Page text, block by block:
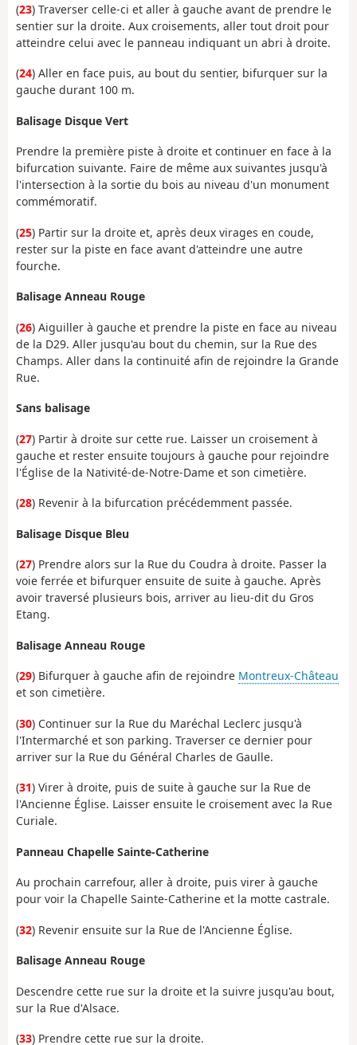
(23) Traverser celle-ci et aller à gauche avant de prendre le
sentier sur la droite. Aux croisements, aller tout droit pour
atteindre celui avec le panneau indiquant un abri à droite.
(24) Aller en face puis, au bout du sentier, bifurquer sur la
gauche durant 100 m.
Balisage Disque Vert
Prendre la première piste à droite et continuer en face à la
bifurcation suivante. Faire de même aux suivantes jusqu'à
l'intersection à la sortie du bois au niveau d'un monument
commémoratif.
(25) Partir sur la droite et, après deux virages en coude,
rester sur la piste en face avant d'atteindre une autre
fourche.
Balisage Anneau Rouge
(26) Aiguiller à gauche et prendre la piste en face au niveau
de la D29. Aller jusqu'au bout du chemin, sur la Rue des
Champs. Aller dans la continuité afin de rejoindre la Grande
Rue.
Sans balisage
(27) Partir à droite sur cette rue. Laisser un croisement à
gauche et rester ensuite toujours à gauche pour rejoindre
l'Église de la Nativité-de-Notre-Dame et son cimetière.
(28) Revenir à la bifurcation précédemment passée.
Balisage Disque Bleu
(27) Prendre alors sur la Rue du Coudra à droite. Passer la
voie ferrée et bifurquer ensuite de suite à gauche. Après
avoir traversé plusieurs bois, arriver au lieu-dit du Gros
Etang.
Balisage Anneau Rouge
(29) Bifurquer à gauche afin de rejoindre Montreux-Château
et son cimetière.
(30) Continuer sur la Rue du Maréchal Leclerc jusqu'à
l'Intermarché et son parking. Traverser ce dernier pour
arriver sur la Rue du Général Charles de Gaulle.
(31) Virer à droite, puis de suite à gauche sur la Rue de
l'Ancienne Église. Laisser ensuite le croisement avec la Rue
Curiale.
Panneau Chapelle Sainte-Catherine
Au prochain carrefour, aller à droite, puis virer à gauche
pour voir la Chapelle Sainte-Catherine et la motte castrale.
(32) Revenir ensuite sur la Rue de l'Ancienne Église.
Balisage Anneau Rouge
Descendre cette rue sur la droite et la suivre jusqu'au bout,
sur la Rue d'Alsace.
(33) Prendre cette rue sur la droite.